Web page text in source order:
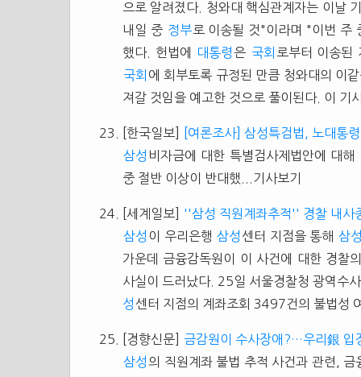
으로 알려졌다. 청와대 핵심관계자는 이날
내일 중 정부 로 이송될 것"이라며 "이번 주
했다. 헌법에
대통령 은 국회 로부터 이송된
국회 에 회부토록 규정된 만큼 청와대의 이
져갈 것임을 예고한 것으로 풀이된다. 이 기
[한국일보]
[여론조사] 삼성특검법, 노대통
삼성 비자금에 대한 특별검사제법안에 대해
중 절반 이상이 반대했...기사보기
[세계일보]
''삼성 직원계좌추적'' 경찰 내사
삼성 이 우리은행 삼성 센터 지점을 통해 삼
가운데 금융감독원이 이 사건에 대한 경찰
사실이 드러났다. 25일 서울경찰청 광역수
성 센터 지점의 계좌조회 3497건의 불법성
[경향신문]
금감원이 수사장애?…우리銀 입
삼성 의 직원계좌 불법 추적 사건과 관련,